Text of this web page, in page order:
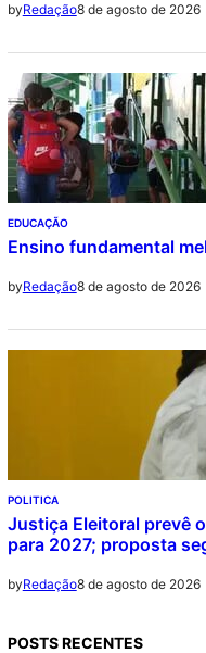
byRedação8 de agosto de 2026
EDUCAÇÃO
Ensino fundamental
byRedação8 de agosto de 2026
POLITICA
Justiça Eleitoral prevê
para 2027; proposta
byRedação8 de agosto de 2026
POSTS RECENTES